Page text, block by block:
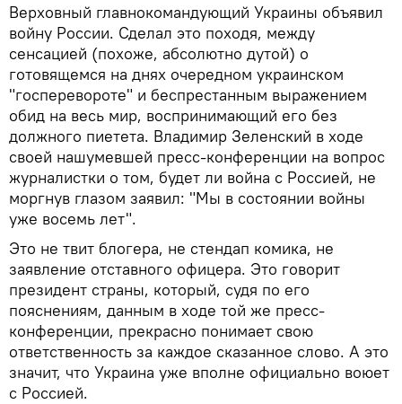
Верховный главнокомандующий Украины объявил
войну России. Сделал это походя, между
сенсацией (похоже, абсолютно дутой) о
готовящемся на днях очередном украинском
"госперевороте" и беспрестанным выражением
обид на весь мир, воспринимающий его без
должного пиетета. Владимир Зеленский в ходе
своей нашумевшей пресс-конференции на вопрос
журналистки о том, будет ли война с Россией, не
моргнув глазом заявил: "Мы в состоянии войны
уже восемь лет".
Это не твит блогера, не стендап комика, не
заявление отставного офицера. Это говорит
президент страны, который, судя по его
пояснениям, данным в ходе той же пресс-
конференции, прекрасно понимает свою
ответственность за каждое сказанное слово. А это
значит, что Украина уже вполне официально воюет
с Россией.